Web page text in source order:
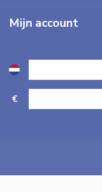
Mijn account
€